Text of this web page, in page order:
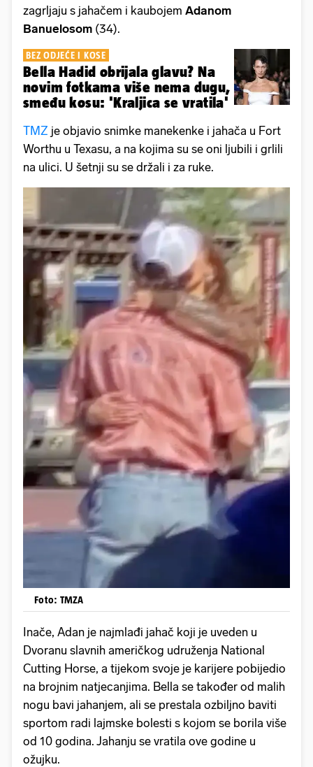
zagrljaju s jahačem i kaubojem Adanom
Banuelosom (34).
BEZ ODJEĆE I KOSE
Bella Hadid obrijala glavu? Na
novim fotkama više nema dugu,
smeđu kosu: 'Kraljica se vratila'
TMZ je objavio snimke manekenke i jahača u Fort
Worthu u Texasu, a na kojima su se oni ljubili i grlili
na ulici. U šetnji su se držali i za ruke.
Foto: TMZA
Inače, Adan je najmlađi jahač koji je uveden u
Dvoranu slavnih američkog udruženja National
Cutting Horse, a tijekom svoje je karijere pobijedio
na brojnim natjecanjima. Bella se također od malih
nogu bavi jahanjem, ali se prestala ozbiljno baviti
sportom radi lajmske bolesti s kojom se borila više
od 10 godina. Jahanju se vratila ove godine u
ožujku.